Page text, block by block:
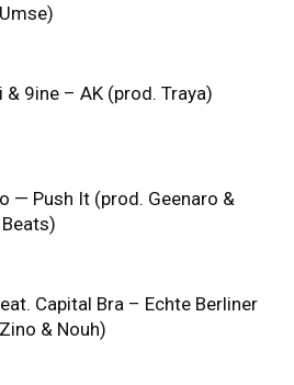
& 9ine – AK (prod. Traya)
— Push It (prod. Geenaro &
Capital Bra – Echte Berliner
& Nouh)